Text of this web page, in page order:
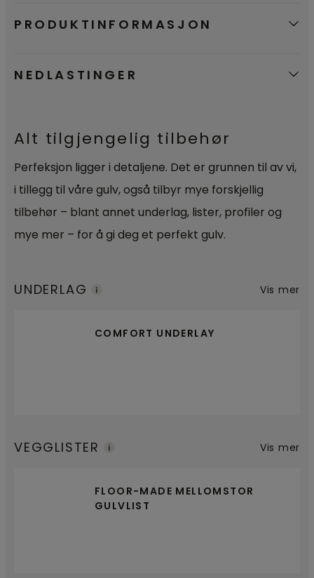
PRODUKTINFORMASJON
NEDLASTINGER
Alt tilgjengelig tilbehør
Perfeksjon ligger i detaljene. Det er grunnen til av vi,
i tillegg til våre gulv, også tilbyr mye forskjellig
tilbehør – blant annet underlag, lister, profiler og
mye mer – for å gi deg et perfekt gulv.
UNDERLAG
COMFORT UNDERLAY
Vis mer
VEGGLISTER
FLOOR-MADE MELLOMSTOR
GULVLIST
Vis mer